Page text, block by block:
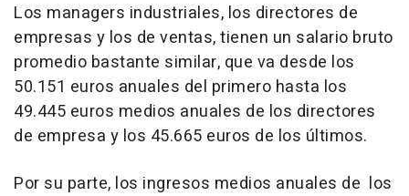
Los managers industriales, los directores de
empresas y los de ventas, tienen un salario bruto
promedio bastante similar, que va desde los
50.151 euros anuales del primero hasta los
49.445 euros medios anuales de los directores
de empresa y los 45.665 euros de los últimos.
Por su parte, los ingresos medios anuales de los